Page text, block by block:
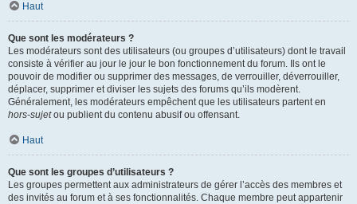
Haut
Que sont les modérateurs ?
Les modérateurs sont des utilisateurs (ou groupes d’utilisateurs) dont le travail
consiste à vérifier au jour le jour le bon fonctionnement du forum. Ils ont le
pouvoir de modifier ou supprimer des messages, de verrouiller, déverrouiller,
déplacer, supprimer et diviser les sujets des forums qu’ils modèrent.
Généralement, les modérateurs empêchent que les utilisateurs partent en
hors-sujetou publient du contenu abusif ou offensant.
Haut
Que sont les groupes d’utilisateurs ?
Les groupes permettent aux administrateurs de gérer l’accès des membres et
des invités au forum et à ses fonctionnalités. Chaque membre peut appartenir